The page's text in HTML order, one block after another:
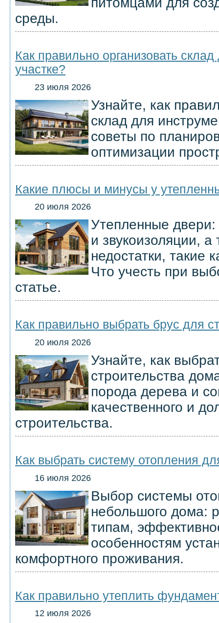
среды.
Как правильно организовать
участке?
23 июля 2026
Узнайте, как
склад для
советы по
оптимизации
Какие плюсы и минусы у
20 июля 2026
Утепленные
и звукоизоляции,
недостатки, такие
Что учесть при
статье.
Как правильно выбрать брус для
20 июля 2026
Узнайте, как
строительства
порода дерева и
качественного и
строительства.
Как выбрать систему отопления
16 июля 2026
Выбор системы
небольшого дома:
типам,
особенностям
комфортного проживания.
Как правильно утеплить
12 июля 2026